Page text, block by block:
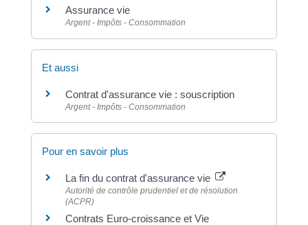
Assurance vie
Argent - Impôts - Consommation
Et aussi
Contrat d'assurance vie : souscription
Argent - Impôts - Consommation
Pour en savoir plus
La fin du contrat d'assurance vie
Autorité de contrôle prudentiel et de résolution
(ACPR)
Contrats Euro-croissance et Vie